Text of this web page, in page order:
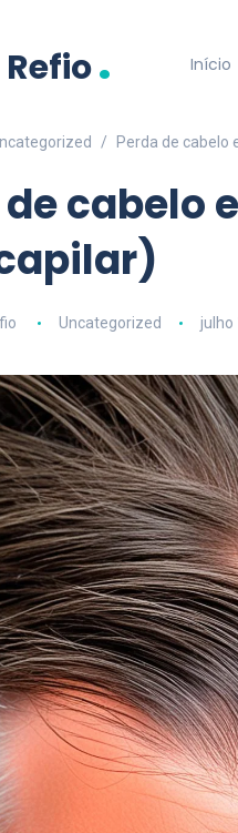
. Início
Perda de cabelo
cabelo
Uncategorized julho